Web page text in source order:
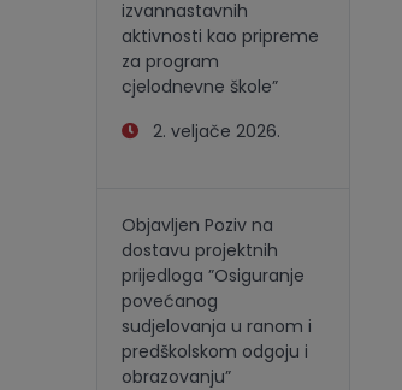
izvannastavnih
aktivnosti kao pripreme
za program
cjelodnevne škole”
2. veljače 2026.
Objavljen Poziv na
dostavu projektnih
prijedloga ”Osiguranje
povećanog
sudjelovanja u ranom i
predškolskom odgoju i
obrazovanju”